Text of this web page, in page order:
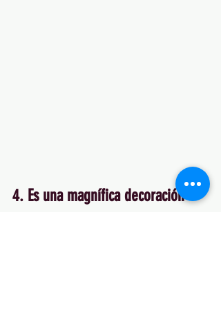
4. Es una magnífica decoración